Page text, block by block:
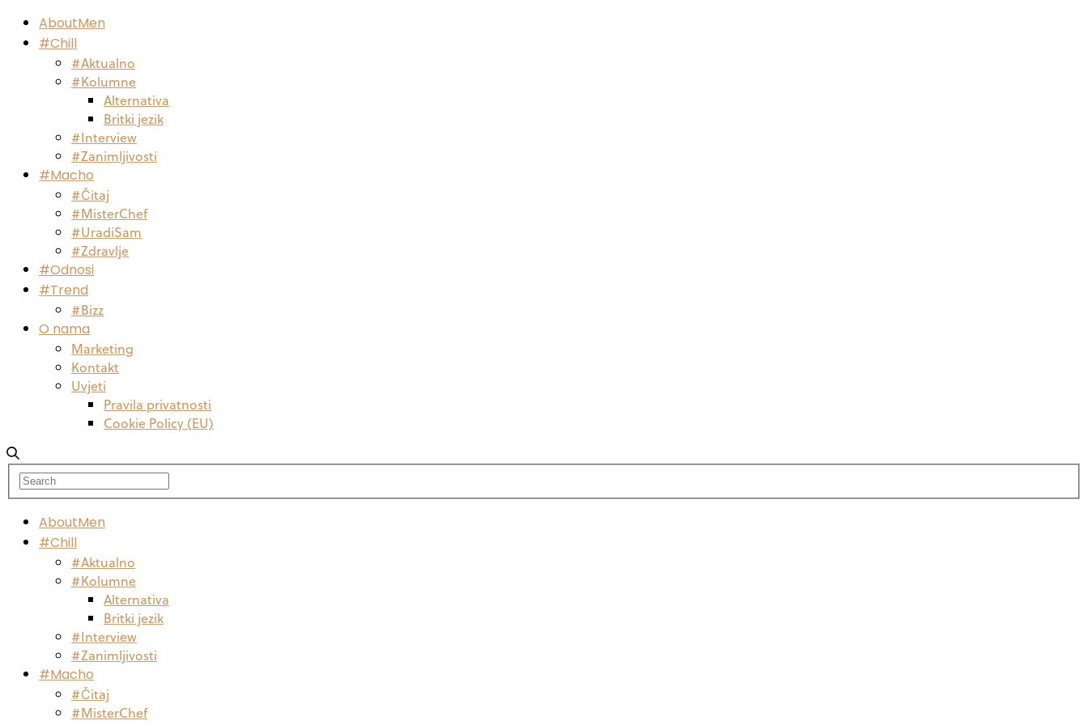
AboutMen
#Chill
#Aktualno
#Kolumne
Alternativa
Britki jezik
#Interview
#Zanimljivosti
#Macho
#Čitaj
#MisterChef
#UradiSam
#Zdravlje
#Odnosi
#Trend
#Bizz
O nama
Marketing
Kontakt
Uvjeti
Pravila privatnosti
Cookie Policy (EU)
AboutMen
#Chill
#Aktualno
#Kolumne
Alternativa
Britki jezik
#Interview
#Zanimljivosti
#Macho
#Čitaj
#MisterChef